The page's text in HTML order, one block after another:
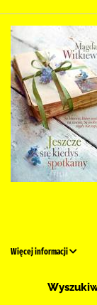
Więcej informacji